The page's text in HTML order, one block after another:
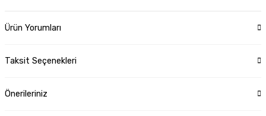
Ürün Yorumları
Taksit Seçenekleri
Önerileriniz